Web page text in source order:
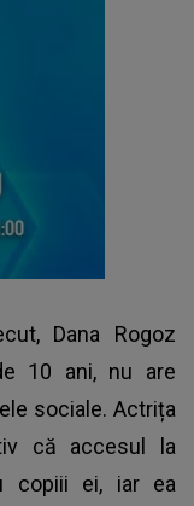
Dana Rogoz
10 ani, nu are
sociale. Actrița
că accesul la
copiii ei, iar ea